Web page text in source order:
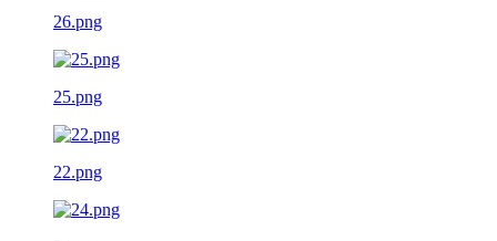
26.png
25.png
22.png